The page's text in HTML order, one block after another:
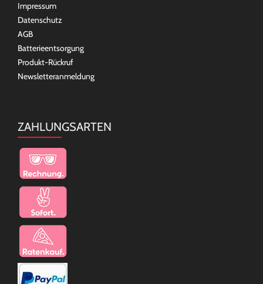
Impressum
Datenschutz
AGB
Batterieentsorgung
Produkt-Rückruf
Newsletteranmeldung
ZAHLUNGSARTEN